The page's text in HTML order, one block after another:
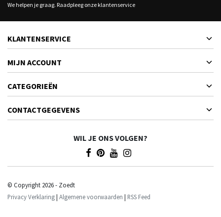
We helpen je graag. Raadpleeg onze klantenservice
KLANTENSERVICE
MIJN ACCOUNT
CATEGORIEËN
CONTACTGEGEVENS
WIL JE ONS VOLGEN?
© Copyright 2026 - Zoedt
Privacy Verklaring| Algemene voorwaarden | RSS Feed